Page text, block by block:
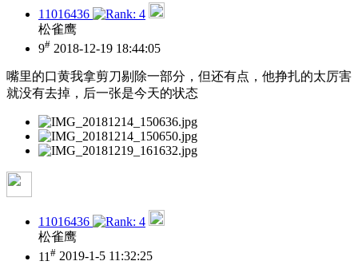
11016436
松雀鹰
9# 2018-12-19 18:44:05
嘴里的口黄我拿剪刀剔除一部分，但还有点，他挣扎的太厉害
就没有去掉，后一张是今天的状态
11016436
松雀鹰
11 # 2019-1-5 11:32:25